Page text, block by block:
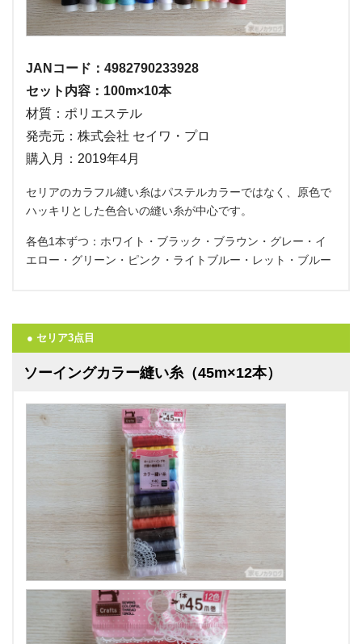
JANコード：4982790233928
セット内容：100m×10本
材質：ポリエステル
発売元：株式会社 セイワ・プロ
購入月：2019年4月
セリアのカラフル縫い糸はパステルカラーではなく、原色で
ハッキリとした色合いの縫い糸が中心です。
各色1本ずつ：ホワイト・ブラック・ブラウン・グレー・イ
エロー・グリーン・ピンク・ライトブルー・レット・ブルー
● セリア3点目
ソーイングカラー縫い糸（45m×12本）